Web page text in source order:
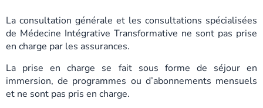
La consultation générale et les consultations spécialisées
de Médecine Intégrative Transformative ne sont pas prise
en charge par les assurances.
La prise en charge se fait sous forme de séjour en
immersion, de programmes ou d’abonnements mensuels
et ne sont pas pris en charge.